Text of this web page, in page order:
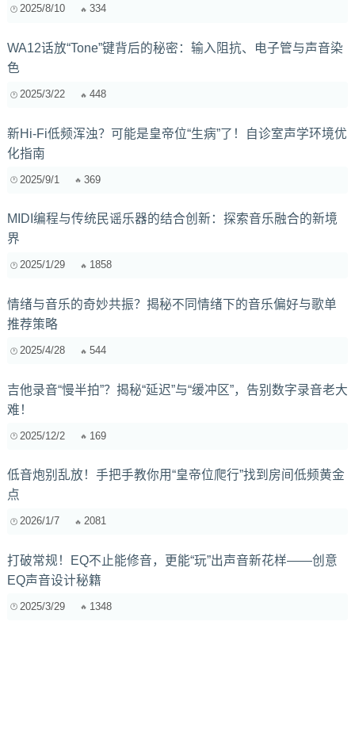
2025/8/10 334
WA12话放“Tone”键背后的秘密：输入阻抗、电子管与声音染
色
2025/3/22 448
新Hi-Fi低频浑浊？可能是皇帝位“生病”了！自诊室声学环境优
化指南
2025/9/1 369
MIDI编程与传统民谣乐器的结合创新：探索音乐融合的新境
界
2025/1/29 1858
情绪与音乐的奇妙共振？揭秘不同情绪下的音乐偏好与歌单
推荐策略
2025/4/28 544
吉他录音“慢半拍”？揭秘“延迟”与“缓冲区”，告别数字录音老大
难！
2025/12/2 169
低音炮别乱放！手把手教你用“皇帝位爬行”找到房间低频黄金
点
2026/1/7 2081
打破常规！EQ不止能修音，更能“玩”出声音新花样——创意
EQ声音设计秘籍
2025/3/29 1348